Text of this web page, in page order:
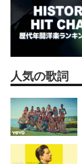
人気の歌詞